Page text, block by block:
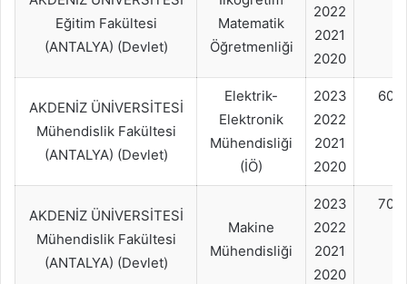
Eğitim Fakültesi
(ANTALYA) (Devlet)
Matematik
Öğretmenliği
2022
2021
2020
AKDENİZ ÜNİVERSİTESİ
Mühendislik Fakültesi
(ANTALYA) (Devlet)
Elektrik-
Elektronik
Mühendisliği
(İÖ)
2023
2022
2021
2020
AKDENİZ ÜNİVERSİTESİ
Mühendislik Fakültesi
(ANTALYA) (Devlet)
Makine
Mühendisliği
2023
2022
2021
2020